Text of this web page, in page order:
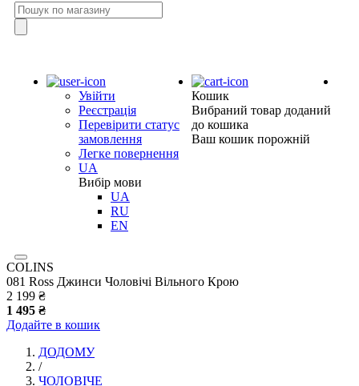
Увійти
Реєстрація
Перевірити статус
замовлення
Легке повернення
UA
Вибір мови
UA
RU
EN
Кошик
Вибраний товар доданий
до кошика
Ваш кошик порожній
COLINS
081 Ross Джинси Чоловічі Вільного Крою
2 199 ₴
1 495 ₴
Додайте в кошик
ДОДОМУ
/
ЧОЛОВІЧЕ